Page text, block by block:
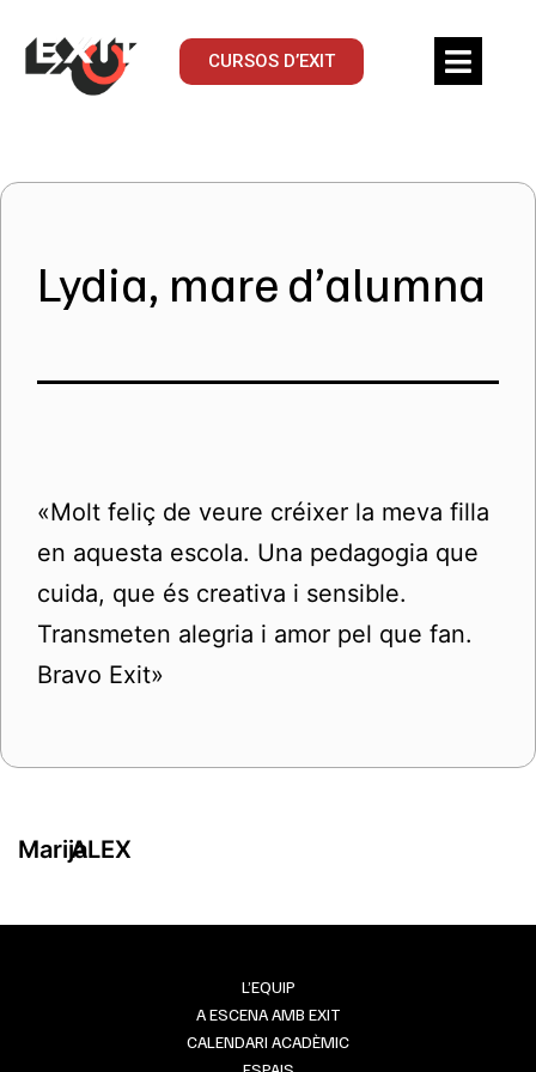
CURSOS D’EXIT
Lydia, mare d’alumna
«Molt feliç de veure créixer la meva filla
en aquesta escola. Una pedagogia que
cuida, que és creativa i sensible.
Transmeten alegria i amor pel que fan.
Bravo Exit»
MarijaALEX
L’EQUIP
A ESCENA AMB EXIT
CALENDARI ACADÈMIC